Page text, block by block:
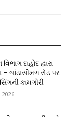
દાહોદ દ્વારા
– બાંડાસીમળ રોડ પર
કામગીરી
2026